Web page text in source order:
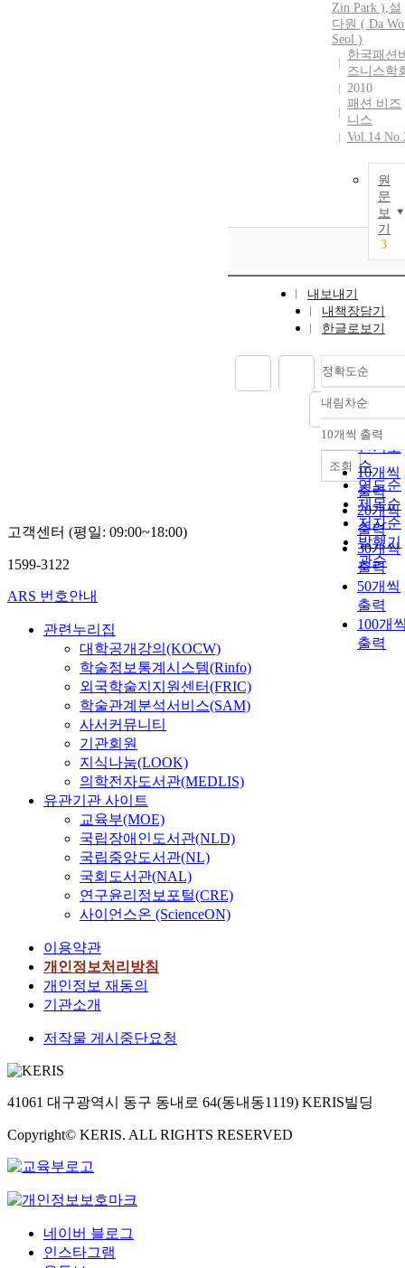
Zin Park ),설
다원 ( Da
Seol )
한국패션
즈니스학
2010
패션 비즈
니스
Vol.14
원
문
보
기
3
내보내기
내책장담기
한글로보기
정확도순
정확도
순
인기도
순
연도순
제목순
저자순
발행기
관순
내림차순
내림차
10개씩 출력
10개씩
출력
20개씩
출력
30개씩
출력
50개씩
출력
100개
출력
조회
고객센터 (평일: 09:00~18:00)
1599-3122
ARS 번호안내
관련누리집
대학공개강의(KOCW)
학술정보통계시스템(Rinfo)
외국학술지지원센터(FRIC)
학술관계분석서비스(SAM)
사서커뮤니티
기관회원
지식나눔(LOOK)
의학전자도서관(MEDLIS)
유관기관 사이트
교육부(MOE)
국립장애인도서관(NLD)
국립중앙도서관(NL)
국회도서관(NAL)
연구윤리정보포털(CRE)
사이언스온 (ScienceON)
이용약관
개인정보처리방침
개인정보 재동의
기관소개
저작물 게시중단요청
41061 대구광역시 동구 동내로 64(동내동1119) KERIS빌딩
Copyright© KERIS. ALL RIGHTS RESERVED
네이버 블로그
인스타그램